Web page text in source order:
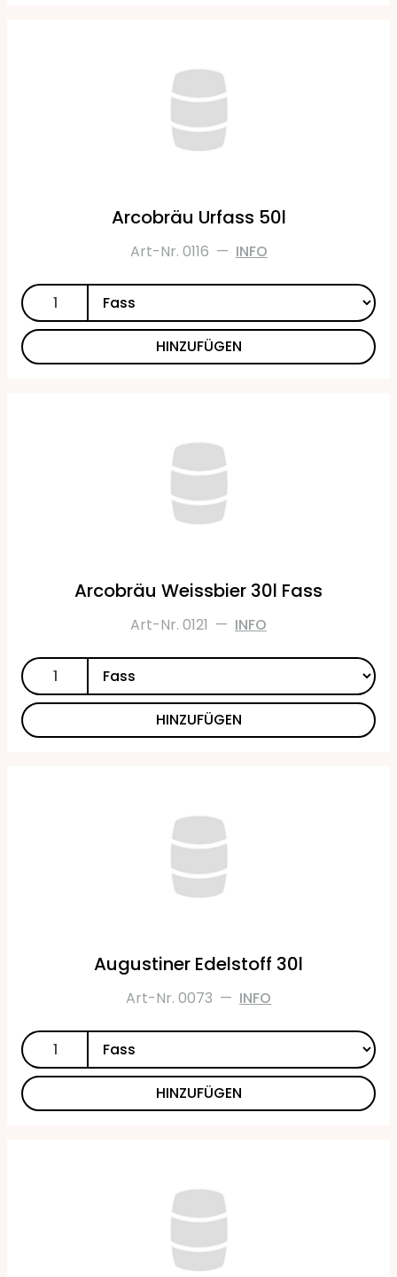
Arcobräu Urfass 50l
Art-Nr. 0116 — INFO
HINZUFÜGEN
Arcobräu Weissbier 30l Fass
Art-Nr. 0121 — INFO
HINZUFÜGEN
Augustiner Edelstoff 30l
Art-Nr. 0073 — INFO
HINZUFÜGEN